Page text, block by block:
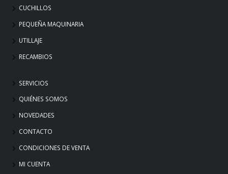
CUCHILLOS
PEQUEÑA MAQUINARIA
UTILLAJE
RECAMBIOS
SERVICIOS
QUIÉNES SOMOS
NOVEDADES
CONTACTO
CONDICIONES DE VENTA
MI CUENTA